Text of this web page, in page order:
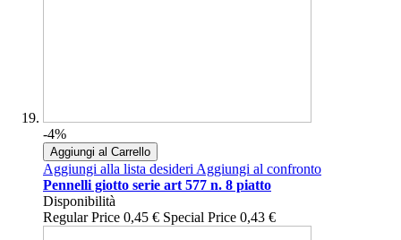
-4%
Aggiungi al Carrello
Aggiungi alla lista desideriAggiungi al confronto
Pennelli giotto serie art 577 n. 8 piatto
Disponibilità
Regular Price 0,45 € Special Price 0,43 €